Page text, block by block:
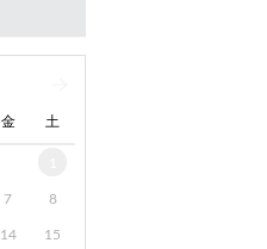
金 土
7 8
14 15